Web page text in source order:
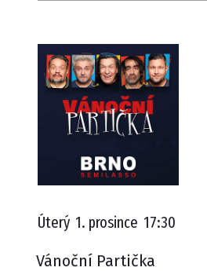
Úterý 1. prosince 17:30
Vánoční Partička